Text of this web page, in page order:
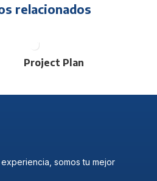
relacionados
Project Plan
somos tu mejor